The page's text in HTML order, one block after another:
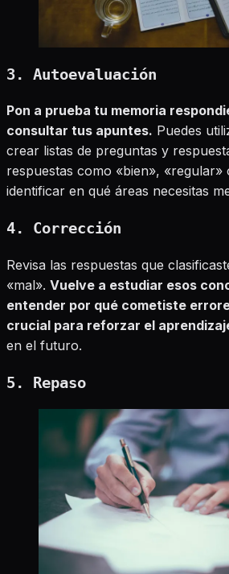
3. Autoevaluación
Pon a prueba tu memoria
consultar tus apuntes. Puedes
crear listas de preguntas y
respuestas como «bien», «regular»
identificar en qué áreas necesitas
4. Corrección
Revisa las respuestas que
«mal». Vuelve a estudiar esos
entender por qué cometiste
crucial para reforzar el
en el futuro.
5. Repaso